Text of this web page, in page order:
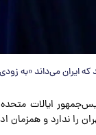
ایران می‌داند «به
ایالات
را ندارد و